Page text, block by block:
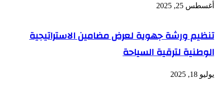
أغسطس 25, 2025
تنظيم ورشة جهوية لعرض مضامين الاستراتيجية
الوطنية لترقية السياحة
يوليو 18, 2025